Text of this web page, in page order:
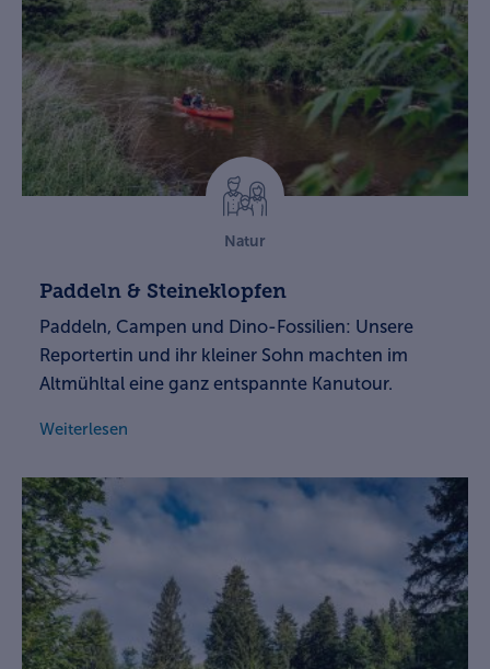
Natur
Paddeln & Steineklopfen
Paddeln, Campen und Dino-Fossilien: Unsere
Reportertin und ihr kleiner Sohn machten im
Altmühltal eine ganz entspannte Kanutour.
Weiterlesen